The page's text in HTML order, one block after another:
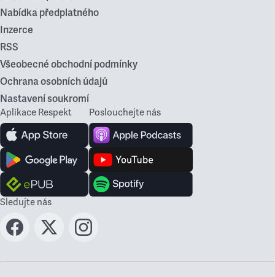
Nabídka předplatného
Inzerce
RSS
Všeobecné obchodní podmínky
Ochrana osobních údajů
Nastavení soukromí
Aplikace Respekt Poslouchejte nás
Sledujte nás